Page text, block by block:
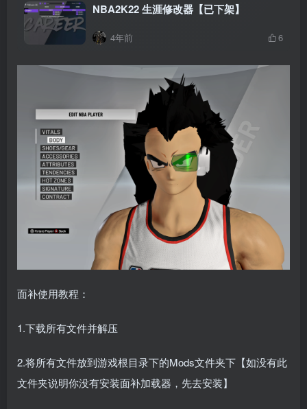
NBA2K22 生涯修改器【已下架】
4年前 6
面补使用教程：
1.下载所有文件并解压
2.将所有文件放到游戏根目录下的Mods文件夹下【如没有此
文件夹说明你没有安装面补加载器，先去安装】